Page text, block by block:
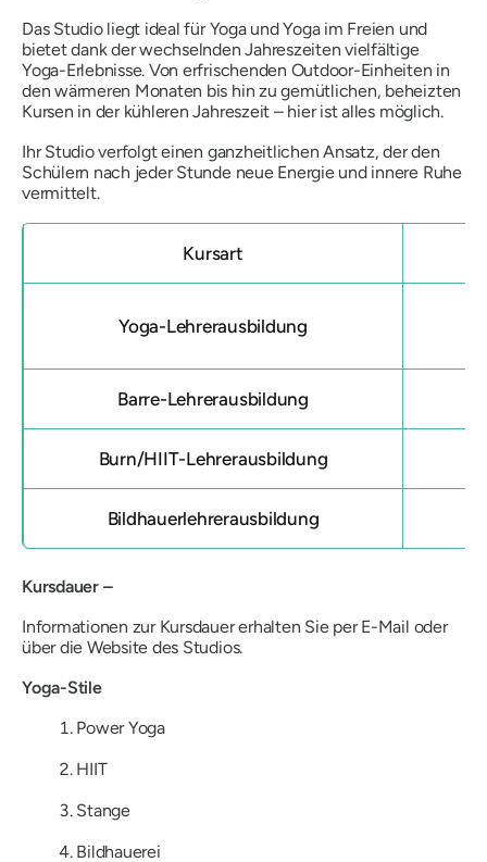
Das Studio liegt ideal für Yoga und Yoga im Freien und
bietet dank der wechselnden Jahreszeiten vielfältige
Yoga-Erlebnisse. Von erfrischenden Outdoor-Einheiten in
den wärmeren Monaten bis hin zu gemütlichen, beheizten
Kursen in der kühleren Jahreszeit – hier ist alles möglich.
Ihr Studio verfolgt einen ganzheitlichen Ansatz, der den
Schülern nach jeder Stunde neue Energie und innere Ruhe
vermittelt.
Kursart
Yoga-Lehrerausbildung
Barre-Lehrerausbildung
Burn/HIIT-Lehrerausbildung
Bildhauerlehrerausbildung
Kursdauer –
Informationen zur Kursdauer erhalten Sie per E-Mail oder
über die Website des Studios.
Yoga-Stile
Power Yoga
HIIT
Stange
Bildhauerei